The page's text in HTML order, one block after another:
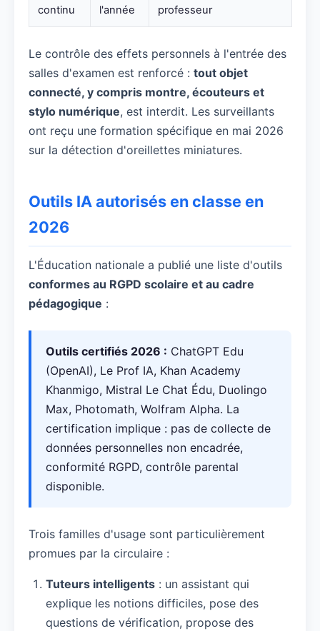
continu
l'année
professeur
Le contrôle des effets personnels à l'entrée des
salles d'examen est renforcé : tout objet
connecté, y compris montre, écouteurs et
stylo numérique, est interdit. Les surveillants
ont reçu une formation spécifique en mai 2026
sur la détection d'oreillettes miniatures.
Outils IA autorisés en classe en
2026
L'Éducation nationale a publié une liste d'outils
conformes au RGPD scolaire et au cadre
pédagogique :
Outils certifiés 2026 : ChatGPT Edu
(OpenAI), Le Prof IA, Khan Academy
Khanmigo, Mistral Le Chat Édu, Duolingo
Max, Photomath, Wolfram Alpha. La
certification implique : pas de collecte de
données personnelles non encadrée,
conformité RGPD, contrôle parental
disponible.
Trois familles d'usage sont particulièrement
promues par la circulaire :
Tuteurs intelligents : un assistant qui
explique les notions difficiles, pose des
questions de vérification, propose des